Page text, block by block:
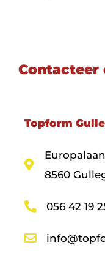
Contacteer
Topform
8560
056 42 19